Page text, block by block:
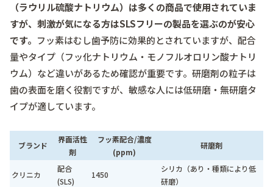
（ラウリル硫酸ナトリウム）は多くの商品で使用されていま
すが、刺激が気になる方はSLSフリーの製品を選ぶのが安心
です。 フッ素はむし歯予防に効果的とされていますが、配合
量やタイプ（フッ化ナトリウム・モノフルオロリン酸ナトリ
ウム）など違いがあるため確認が重要です。研磨剤の粒子は
歯の表面を磨く役割ですが、敏感な人には低研磨・無研磨タ
イプが適しています。
ブランド
界面活性
剤
フッ素配合/濃度
(ppm)
研磨剤
クリニカ
配合
(SLS)
1450
シリカ（あり・種類により低
研磨）